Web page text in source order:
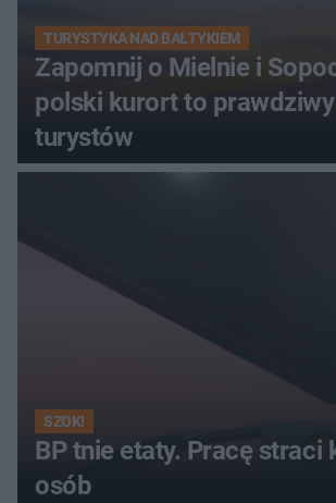
TURYSTYKA NAD BAŁTYKIEM
Zapomnij o Mielnie i
polski kurort to
turystów
SZOK!
BP tnie etaty. Pracę straci
osób